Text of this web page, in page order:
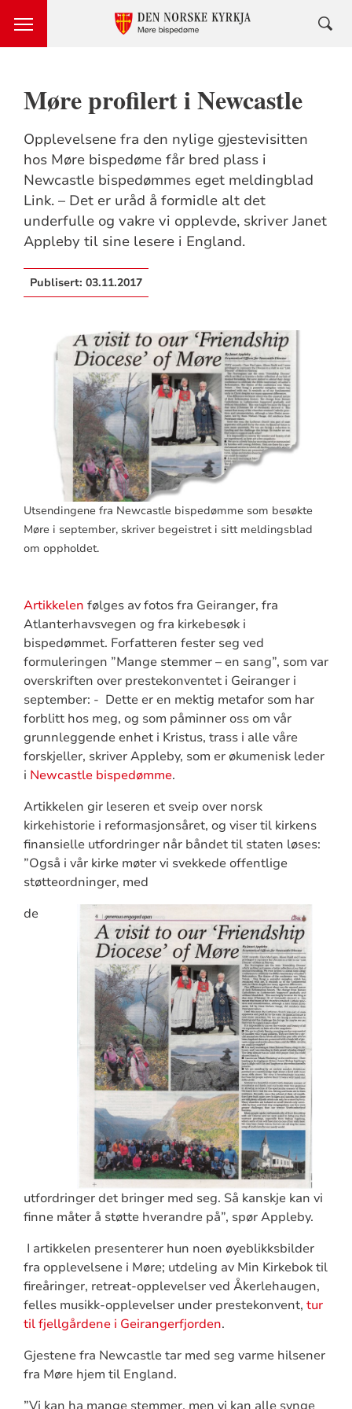
Møre profilert i Newcastle
Opplevelsene fra den nylige gjestevisitten
hos Møre bispedøme får bred plass i
Newcastle bispedømmes eget meldingblad
Link. – Det er uråd å formidle alt det
underfulle og vakre vi opplevde, skriver Janet
Appleby til sine lesere i England.
Publisert: 03.11.2017
Utsendingene fra Newcastle bispedømme som besøkte
Møre i september, skriver begeistret i sitt meldingsblad
om oppholdet.
Artikkelen følges av fotos fra Geiranger, fra
Atlanterhavsvegen og fra kirkebesøk i
bispedømmet. Forfatteren fester seg ved
formuleringen ”Mange stemmer – en sang”, som var
overskriften over prestekonventet i Geiranger i
september: - Dette er en mektig metafor som har
forblitt hos meg, og som påminner oss om vår
grunnleggende enhet i Kristus, trass i alle våre
forskjeller, skriver Appleby, som er økumenisk leder
i Newcastle bispedømme.
Artikkelen gir leseren et sveip over norsk
kirkehistorie i reformasjonsåret, og viser til kirkens
finansielle utfordringer når båndet til staten løses:
”Også i vår kirke møter vi svekkede offentlige
støtteordninger, med
de
utfordringer det bringer med seg. Så kanskje kan vi
finne måter å støtte hverandre på”, spør Appleby.
I artikkelen presenterer hun noen øyeblikksbilder
fra opplevelsene i Møre; utdeling av Min Kirkebok til
fireåringer, retreat-opplevelser ved Åkerlehaugen,
felles musikk-opplevelser under prestekonvent, tur
til fjellgårdene i Geirangerfjorden.
Gjestene fra Newcastle tar med seg varme hilsener
fra Møre hjem til England.